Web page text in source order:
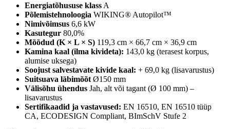
Energiatõhususe klass A
Põlemistehnoloogia WIKING® Autopilot™
Nimivõimsus 6,6 kW
Kasutegur 80,0%
Mõõdud (K × L × S) 119,3 cm × 66,7 cm × 36,9 cm
Kamina kaal (ilma kivideta): 143,0 kg (terasest korpus,
alumise uksega)
Soojust salvestavate kivide kaal: + 69,0 kg (lisavarustus)
Suitsuava läbimõõt Ø150 mm
Välisõhu ühendus Jah, alt või tagant (Ø 100 mm) –
lisavarustus
Sertifikaadid ja vastavused: EN 16510, EN 16510 tüüp
CA, ECODESIGN Compliant, BImSchV Stufe 2